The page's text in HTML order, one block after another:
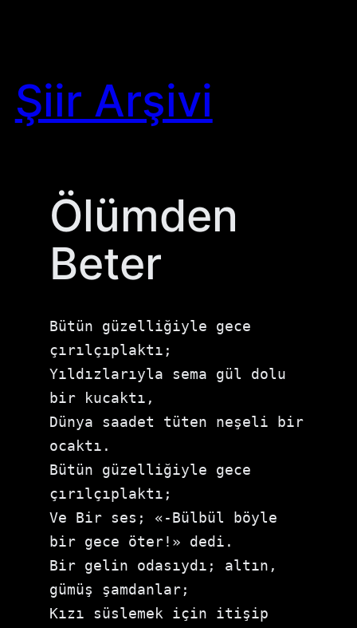
Şiir Arşivi
Ölümden
Beter
Bütün güzelliğiyle gece
çırılçıplaktı;
Yıldızlarıyla sema gül dolu
bir kucaktı,
Dünya saadet tüten neşeli bir
ocaktı.
Bütün güzelliğiyle gece
çırılçıplaktı;
Ve Bir ses; «-Bülbül böyle
bir gece öter!» dedi.
Bir gelin odasıydı; altın,
gümüş şamdanlar;
Kızı süslemek için itişip